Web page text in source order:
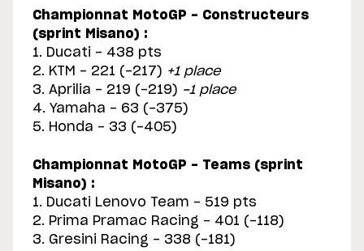
Championnat MotoGP - Constructeurs
(sprint Misano) :
1. Ducati - 438 pts
2. KTM - 221 (-217) +1 place
3. Aprilia - 219 (-219) -1 place
4. Yamaha - 63 (-375)
5. Honda - 33 (-405)
Championnat MotoGP - Teams (sprint
Misano) :
1. Ducati Lenovo Team - 519 pts
2. Prima Pramac Racing - 401 (-118)
3. Gresini Racing - 338 (-181)